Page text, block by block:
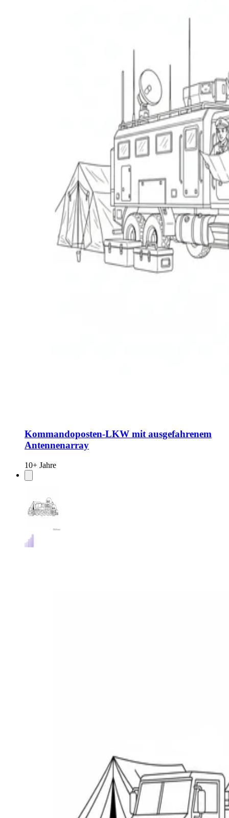
Kommandoposten-LKW mit ausgefahrenem
Antennenarray
10+ Jahre